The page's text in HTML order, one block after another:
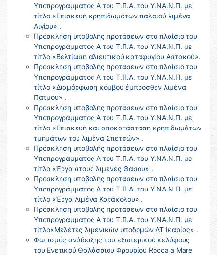
Υποπρογράμματος Α του Τ.Π.Α. του Υ.ΝΑ.Ν.Π. με
τίτλο «Επισκευή κρηπιδωμάτων παλαιού λιμένα
Αιγίου» .
Πρόσκληση υποβολής προτάσεων στο πλαίσιο του
Υποπρογράμματος Α του Τ.Π.Α. του Υ.ΝΑ.Ν.Π. με
τίτλο «Βελτίωση αλιευτικού καταφυγίου Αστακού».
Πρόσκληση υποβολής προτάσεων στο πλαίσιο του
Υποπρογράμματος Α του Τ.Π.Α. του Υ.ΝΑ.Ν.Π. με
τίτλο «Διαμόρφωση κόμβου έμπροσθεν λιμένα
Πάτμου» .
Πρόσκληση υποβολής προτάσεων στο πλαίσιο του
Υποπρογράμματος Α του Τ.Π.Α. του Υ.ΝΑ.Ν.Π. με
τίτλο «Επισκευή και αποκατάσταση κρηπιδωμάτων
τμημάτων του λιμένα Σπετσών» .
Πρόσκληση υποβολής προτάσεων στο πλαίσιο του
Υποπρογράμματος Α του Τ.Π.Α. του Υ.ΝΑ.Ν.Π. με
τίτλο «Έργα στους λιμένες Θάσου» .
Πρόσκληση υποβολής προτάσεων στο πλαίσιο του
Υποπρογράμματος Α του Τ.Π.Α. του Υ.ΝΑ.Ν.Π. με
τίτλο «Έργα Λιμένα Κατάκολου» .
Πρόσκληση υποβολής προτάσεων στο πλαίσιο του
Υποπρογράμματος Α του Τ.Π.Α. του Υ.ΝΑ.Ν.Π. με
τίτλο«Μελέτες λιμενικών υποδομών ΛΤ Ικαρίας» .
Φωτισμός ανάδειξης του εξωτερικού κελύφους
του Ενετικού Θαλάσσιου Φρουρίου Rocca a Mare